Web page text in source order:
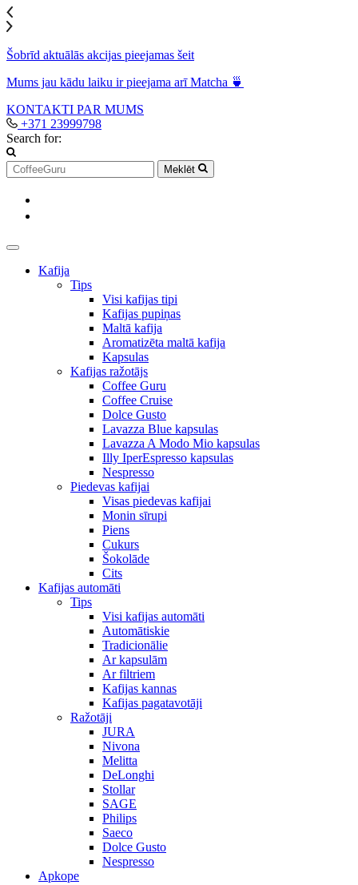
Šobrīd aktuālās akcijas pieejamas šeit
Mums jau kādu laiku ir pieejama arī Matcha 🍵
KONTAKTI PAR MUMS
+371 23999798
Search for:
Meklēt
Kafija
Tips
Visi kafijas tipi
Kafijas pupiņas
Maltā kafija
Aromatizēta maltā kafija
Kapsulas
Kafijas ražotājs
Coffee Guru
Coffee Cruise
Dolce Gusto
Lavazza Blue kapsulas
Lavazza A Modo Mio kapsulas
Illy IperEspresso kapsulas
Nespresso
Piedevas kafijai
Visas piedevas kafijai
Monin sīrupi
Piens
Cukurs
Šokolāde
Cits
Kafijas automāti
Tips
Visi kafijas automāti
Automātiskie
Tradicionālie
Ar kapsulām
Ar filtriem
Kafijas kannas
Kafijas pagatavotāji
Ražotāji
JURA
Nivona
Melitta
DeLonghi
Stollar
SAGE
Philips
Saeco
Dolce Gusto
Nespresso
Apkope